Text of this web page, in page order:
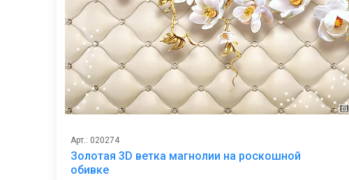
Арт.: 020274
Золотая 3D ветка магнолии на роскошной
обивке